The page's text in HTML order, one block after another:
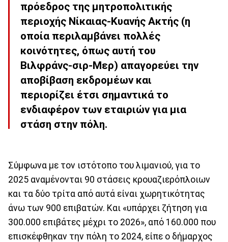
πρόεδρος της μητροπολιτικής
περιοχής Νίκαιας-Κυανής Ακτής (η
οποία περιλαμβάνει πολλές
κοινότητες, όπως αυτή του
Βιλφράνς-σιρ-Μερ) απαγορεύει την
αποβίβαση εκδρομέων και
περιορίζει έτσι σημαντικά το
ενδιαφέρον των εταιριών για μια
στάση στην πόλη.
Σύμφωνα με τον ιστότοπο του λιμανιού, για το
2025 αναμένονται 90 στάσεις κρουαζιερόπλοιων
και τα δύο τρίτα από αυτά είναι χωρητικότητας
άνω των 900 επιβατών. Και «υπάρχει ζήτηση για
300.000 επιβάτες μέχρι το 2026», από 160.000 που
επισκέφθηκαν την πόλη το 2024, είπε ο δήμαρχος